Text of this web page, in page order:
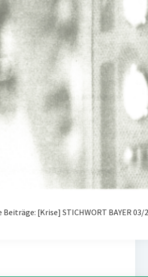
Beiträge: [Krise] STICHWORT BAYER